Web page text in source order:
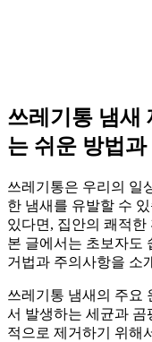
쓰레기통 냄새
는 쉬운 방법
쓰레기통은 우리의 일
한 냄새를 유발할 수
있다면, 집안의 쾌적
본 글에서는 초보자도
거법과 주의사항을 소
쓰레기통 냄새의 주요
서 발생하는 세균과
적으로 제거하기 위해